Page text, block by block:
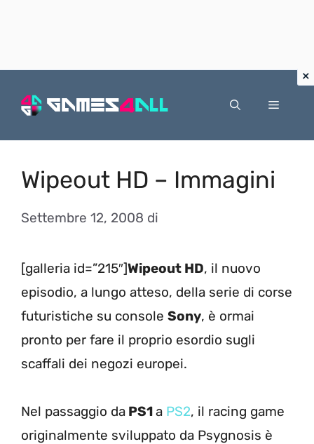
Menu
Wipeout HD – Immagini
Settembre 12, 2008 di
[galleria id=”215″]Wipeout HD, il nuovo
episodio, a lungo atteso, della serie di corse
futuristiche su console Sony, è ormai
pronto per fare il proprio esordio sugli
scaffali dei negozi europei.
Nel passaggio da PS1a PS2, il racing game
originalmente sviluppato da Psygnosis è